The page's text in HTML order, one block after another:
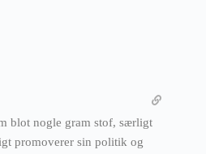
blot nogle gram stof, særligt
promoverer sin politik og